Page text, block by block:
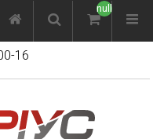
null
16